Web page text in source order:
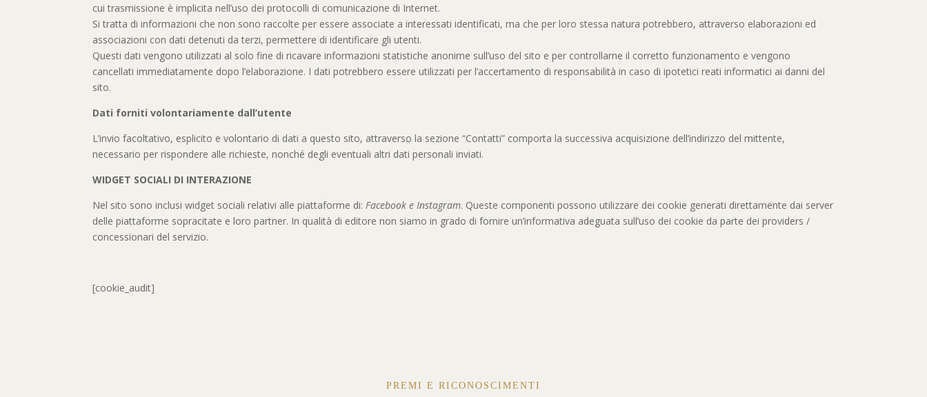
cui trasmissione è implicita nell’uso dei protocolli di comunicazione di Internet.
Si tratta di informazioni che non sono raccolte per essere associate a interessati identificati, ma che per loro stessa natura potrebbero, attraverso elaborazioni ed
associazioni con dati detenuti da terzi, permettere di identificare gli utenti.
Questi dati vengono utilizzati al solo fine di ricavare informazioni statistiche anonime sull’uso del sito e per controllarne il corretto funzionamento e vengono
cancellati immediatamente dopo l’elaborazione. I dati potrebbero essere utilizzati per l’accertamento di responsabilità in caso di ipotetici reati informatici ai danni del
sito.
Dati forniti volontariamente dall’utente
L’invio facoltativo, esplicito e volontario di dati a questo sito, attraverso la sezione “Contatti” comporta la successiva acquisizione dell’indirizzo del mittente,
necessario per rispondere alle richieste, nonché degli eventuali altri dati personali inviati.
WIDGET SOCIALI DI INTERAZIONE
Nel sito sono inclusi widget sociali relativi alle piattaforme di:Facebook e Instagram. Queste componenti possono utilizzare dei cookie generati direttamente dai server
delle piattaforme sopracitate e loro partner. In qualità di editore non siamo in grado di fornire un’informativa adeguata sull’uso dei cookie da parte dei providers /
concessionari del servizio.
[cookie_audit]
PREMI E RICONOSCIMENTI